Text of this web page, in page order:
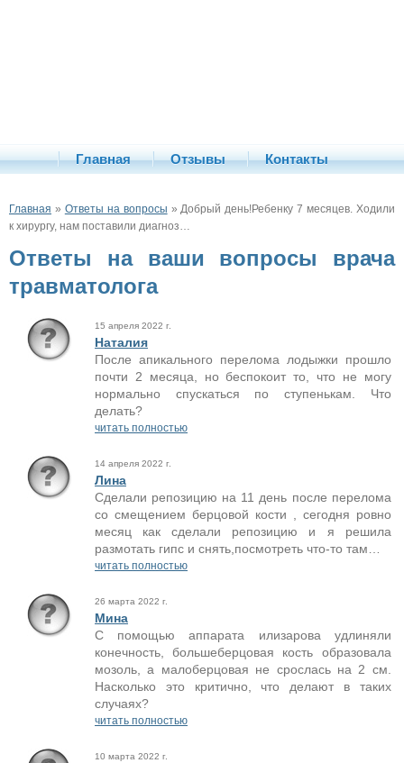
Главная Отзывы Контакты
Главная » Ответы на вопросы » Добрый день!Ребенку 7 месяцев. Ходили
к хирургу, нам поставили диагноз…
Ответы на ваши вопросы врача
травматолога
15 апреля 2022 г.
Наталия
После апикального перелома лодыжки прошло
почти 2 месяца, но беспокоит то, что не могу
нормально спускаться по ступенькам. Что
делать?
читать полностью
14 апреля 2022 г.
Лина
Сделали репозицию на 11 день после перелома
со смещением берцовой кости , сегодня ровно
месяц как сделали репозицию и я решила
размотать гипс и снять,посмотреть что-то там…
читать полностью
26 марта 2022 г.
Мина
С помощью аппарата илизарова удлиняли
конечность, большеберцовая кость образовала
мозоль, а малоберцовая не срослась на 2 см.
Насколько это критично, что делают в таких
случаях?
читать полностью
10 марта 2022 г.